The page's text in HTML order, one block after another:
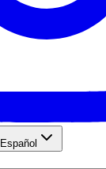
Español